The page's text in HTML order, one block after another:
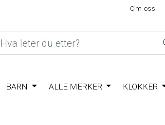
Om oss
BARN ALLE MERKER KLOKKER